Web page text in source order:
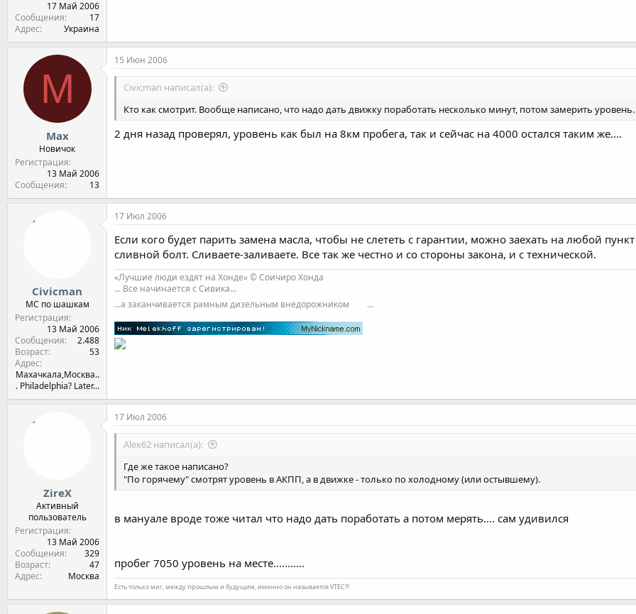
17 Май 2006
Сообщения
17
Адрес
Украина
M
Max
Новичок
Регистрация
13 Май 2006
Сообщения
13
15 Июн 2006
Civicman написал(а):
Кто как смотрит. Вообще написано, что надо дать движку поработать несколько минут, потом замерить уровень.
2 дня назад проверял, уровень как был на 8км пробега, так и сейчас на 4000 остался таким же....
Civicman
МС по шашкам
Регистрация
13 Май 2006
Сообщения
2.488
Возраст
53
Адрес
Махачкала,Москва..
. Philadelphia? Later...
17 Июл 2006
Если кого будет парить замена масла, чтобы не слететь с гарантии, можно заехать на любой
сливной болт. Сливаете-заливаете. Все так же честно и со стороны закона, и с технической.
«Лучшие люди ездят на Хонде» © Соичиро Хонда
... Все начинается с Сивика...
...а заканчивается рамным дизельным внедорожником
...
ZireX
Активный
пользователь
Регистрация
13 Май 2006
Сообщения
329
Возраст
47
Адрес
Москва
17 Июл 2006
Alex62 написал(а):
Где же такое написано?
"По горячему" смотрят уровень в АКПП, а в движке - только по холодному (или остывшему).
в мануале вроде тоже читал что надо дать поработать а потом мерять.... сам удивился
пробег 7050 уровень на месте...........
Есть только миг, между прошлым и будущим, именно он называется VTEC!!!